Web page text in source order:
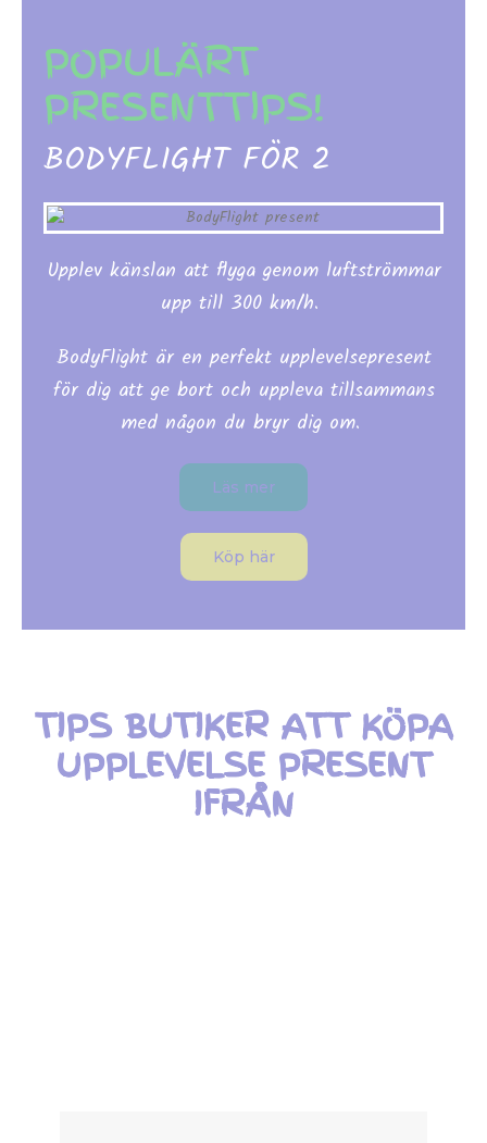
POPULÄRT
PRESENTTIPS!
BODYFLIGHT FÖR 2
Upplev känslan att flyga genom luftströmmar
upp till 300 km/h.
BodyFlight är en perfekt upplevelsepresent
för dig att ge bort och uppleva tillsammans
med någon du bryr dig om.
Läs mer
Köp här
TIPS BUTIKER ATT KÖPA
UPPLEVELSE PRESENT
IFRÅN